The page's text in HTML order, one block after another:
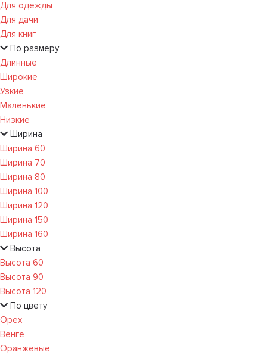
Для одежды
Для дачи
Для книг
По размеру
Длинные
Широкие
Узкие
Маленькие
Низкие
Ширина
Ширина 60
Ширина 70
Ширина 80
Ширина 100
Ширина 120
Ширина 150
Ширина 160
Высота
Высота 60
Высота 90
Высота 120
По цвету
Орех
Венге
Оранжевые